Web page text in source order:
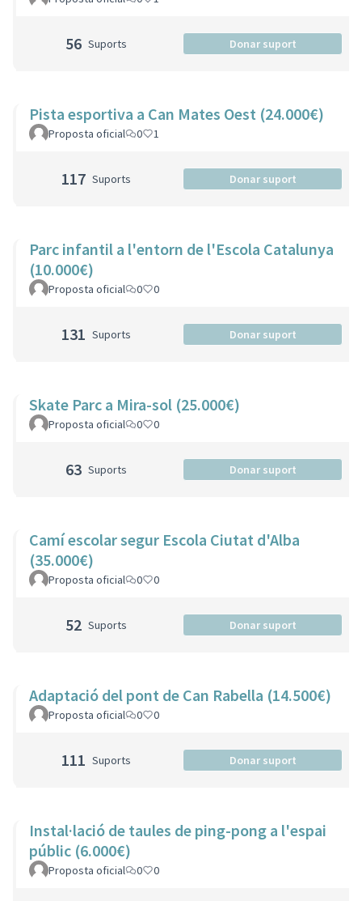
56 Suports Donar suport
Pista esportiva a Can Mates Oest (24.000€)
Proposta oficial 0 1
117 Suports Donar suport
Parc infantil a l'entorn de l'Escola Catalunya
(10.000€)
Proposta oficial 0 0
131 Suports Donar suport
Skate Parc a Mira-sol (25.000€)
Proposta oficial 0 0
63 Suports Donar suport
Camí escolar segur Escola Ciutat d'Alba
(35.000€)
Proposta oficial 0 0
52 Suports Donar suport
Adaptació del pont de Can Rabella (14.500€)
Proposta oficial 0 0
111 Suports Donar suport
Instal·lació de taules de ping-pong a l'espai
públic (6.000€)
Proposta oficial 0 0